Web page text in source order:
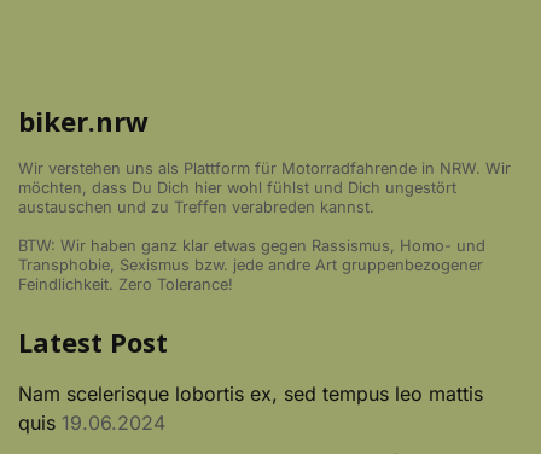
biker.nrw
Wir verstehen uns als Plattform für Motorradfahrende in NRW. Wir
möchten, dass Du Dich hier wohl fühlst und Dich ungestört
austauschen und zu Treffen verabreden kannst.
BTW: Wir haben ganz klar etwas gegen Rassismus, Homo- und
Transphobie, Sexismus bzw. jede andre Art gruppenbezogener
Feindlichkeit. Zero Tolerance!
Latest Post
Nam scelerisque lobortis ex, sed tempus leo mattis
quis 19.06.2024